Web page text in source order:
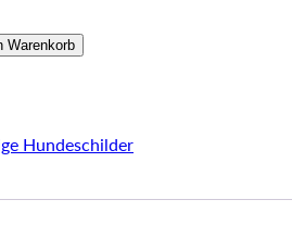
Warenkorb
Hundeschilder